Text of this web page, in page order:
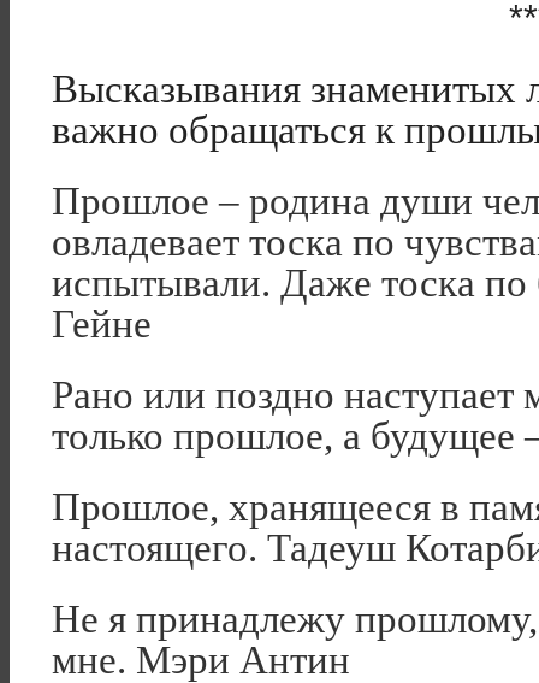
Высказывания знаменитых
важно обращаться к
Прошлое – родина души
овладевает тоска по
испытывали. Даже тоска
Гейне
Рано или поздно наступает
только прошлое, а
Прошлое, хранящееся в
настоящего. Тадеуш
Не я принадлежу
мне. Мэри Антин